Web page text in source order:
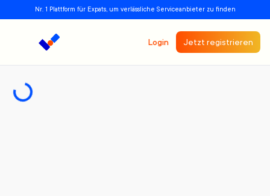
Nr. 1 Plattform für Expats, um verlässliche Serviceanbieter zu finden
Login Jetzt registrieren